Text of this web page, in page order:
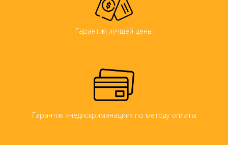
Гарантия лучшей цены
Гарантия «недискриминации» по методу оплаты